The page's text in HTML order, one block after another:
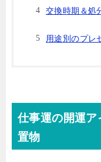
交換時期＆処
用途別のプレ
仕事運の開運
置物